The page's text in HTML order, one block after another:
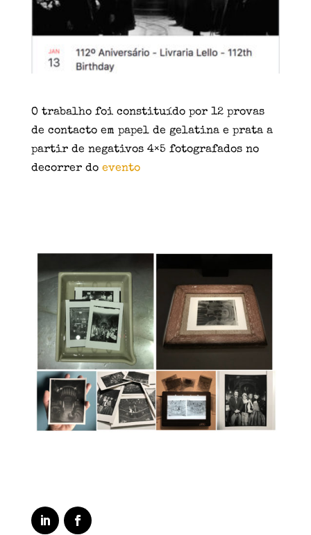
O trabalho foi constituído por 12 provas
de contacto em papel de gelatina e prata a
partir de negativos 4×5 fotografados no
decorrer do evento